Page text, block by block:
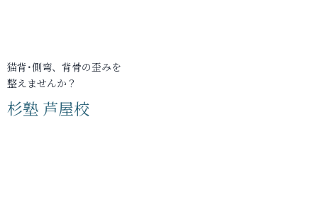
猫背･側弯、背骨の歪みを
整えませんか？
杉塾 芦屋校